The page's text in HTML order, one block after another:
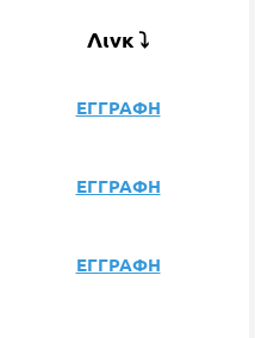
Λινκ ⤵
ΕΓΓΡΑΦΗ
ΕΓΓΡΑΦΗ
ΕΓΓΡΑΦΗ